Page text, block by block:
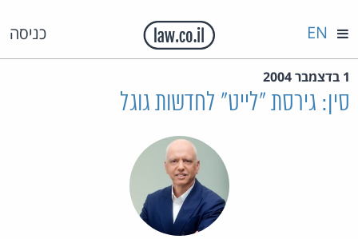
כניסה EN
1 בדצמבר 2004
סין: גירסת "לייט" לחדשות גוגל